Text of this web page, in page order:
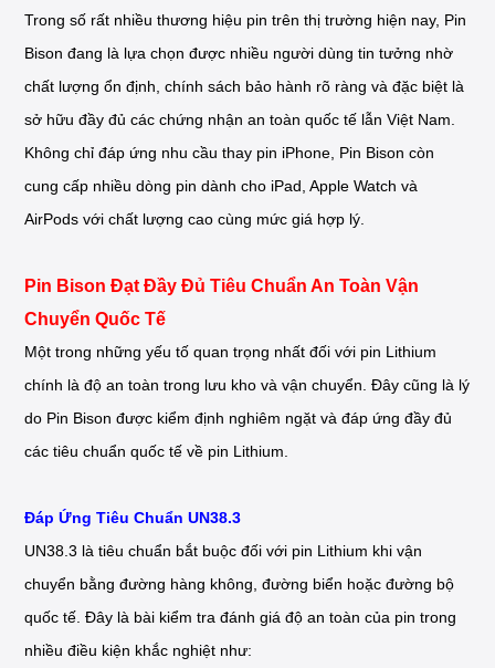
Trong số rất nhiều thương hiệu pin trên thị trường hiện nay, Pin
Bison đang là lựa chọn được nhiều người dùng tin tưởng nhờ
chất lượng ổn định, chính sách bảo hành rõ ràng và đặc biệt là
sở hữu đầy đủ các chứng nhận an toàn quốc tế lẫn Việt Nam.
Không chỉ đáp ứng nhu cầu thay pin iPhone, Pin Bison còn
cung cấp nhiều dòng pin dành cho iPad, Apple Watch và
AirPods với chất lượng cao cùng mức giá hợp lý.
Pin Bison Đạt Đầy Đủ Tiêu Chuẩn An Toàn Vận
Chuyển Quốc Tế
Một trong những yếu tố quan trọng nhất đối với pin Lithium
chính là độ an toàn trong lưu kho và vận chuyển. Đây cũng là lý
do Pin Bison được kiểm định nghiêm ngặt và đáp ứng đầy đủ
các tiêu chuẩn quốc tế về pin Lithium.
Đáp Ứng Tiêu Chuẩn UN38.3
UN38.3 là tiêu chuẩn bắt buộc đối với pin Lithium khi vận
chuyển bằng đường hàng không, đường biển hoặc đường bộ
quốc tế. Đây là bài kiểm tra đánh giá độ an toàn của pin trong
nhiều điều kiện khắc nghiệt như: